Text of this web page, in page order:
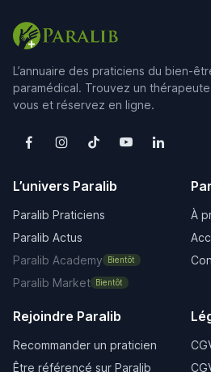
L’annuaire des praticiens du bien-
paramédical. Trouvez un
vous et réservez en ligne.
L’univers Paralib
Paralib Praticiens
Paralib Actus
Paralib Academy
Bientôt
Paralib Market Bientôt
À
Rejoindre Paralib
Recommander un praticien
Être référencé sur Paralib